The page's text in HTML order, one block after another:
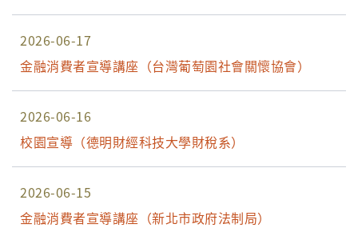
2026-06-17
金融消費者宣導講座（台灣葡萄園社會關懷協會）
2026-06-16
校園宣導（德明財經科技大學財稅系）
2026-06-15
金融消費者宣導講座（新北市政府法制局）